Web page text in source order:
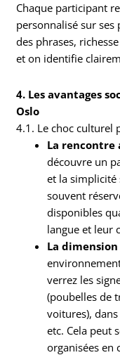
Chaque participant
personnalisé sur
des phrases,
et on identifie
4. Les avantages
Oslo
4.1. Le choc culturel
La rencontre
découvre un
et la simplicité
souvent
disponibles
langue et leur
La
verrez les
(poubelles de
voitures),
etc. Cela peut
organisées en